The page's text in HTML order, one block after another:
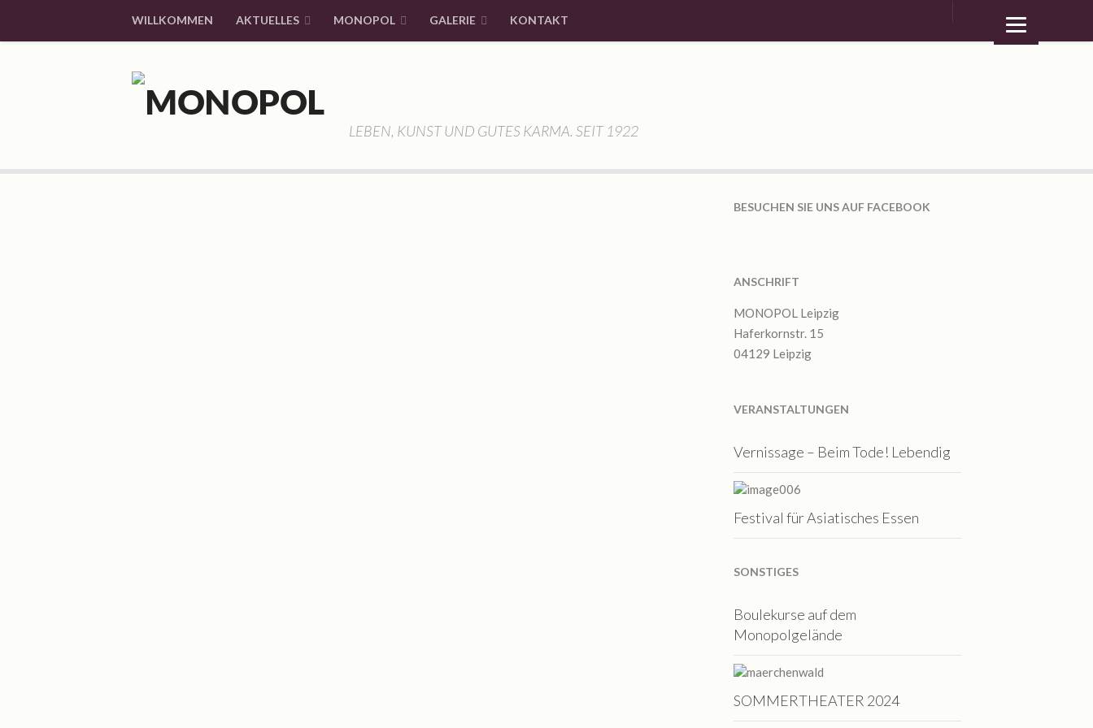
WILLKOMMEN AKTUELLES MONOPOL GALERIE KONTAKT
LEBEN, KUNST UND GUTES KARMA. SEIT 1922
BESUCHEN SIE UNS AUF FACEBOOK
ANSCHRIFT
MONOPOL Leipzig
Haferkornstr. 15
04129 Leipzig
VERANSTALTUNGEN
Vernissage – Beim Tode! Lebendig
Festival für Asiatisches Essen
SONSTIGES
Boulekurse auf dem
Monopolgelände
SOMMERTHEATER 2024